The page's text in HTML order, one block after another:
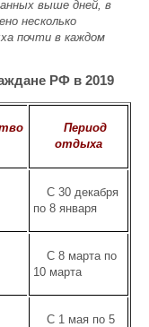
выше дней, в
несколько
почти в каждом
РФ в 2019
Период
отдыха
С 30 декабря
по 8 января
С 8 марта по
10 марта
С 1 мая по 5